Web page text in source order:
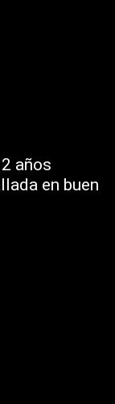
años
en buen